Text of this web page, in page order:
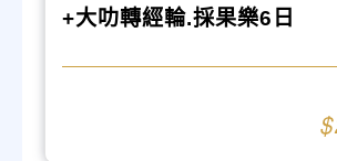
+大叻轉經輪.採果樂6日